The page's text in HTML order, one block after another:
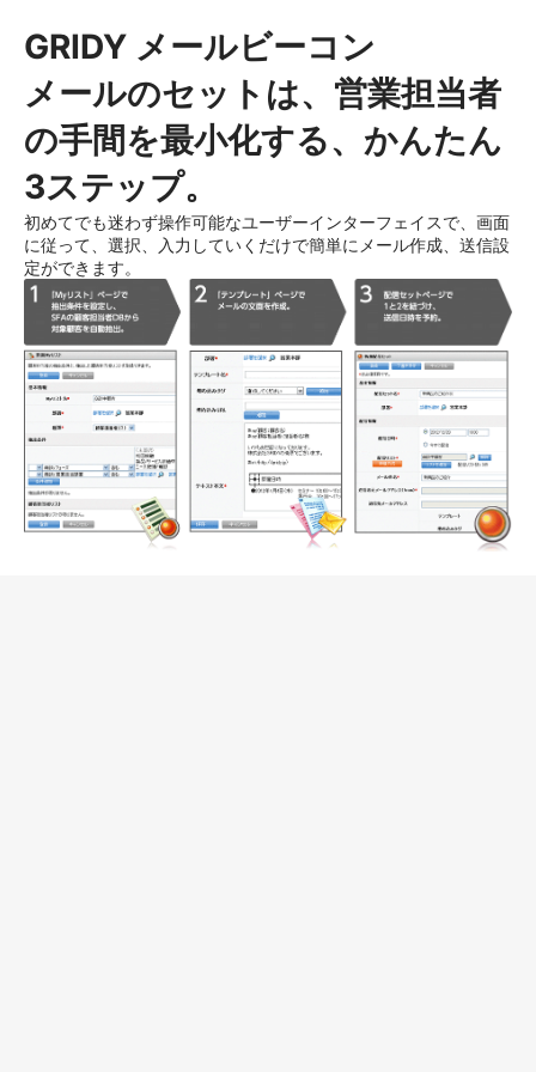
GRIDY メールビーコン
メールのセットは、営業担当者
の手間を最小化する、かんたん
3ステップ。
初めてでも迷わず操作可能なユーザーインターフェイスで、画面
に従って、選択、入力していくだけで簡単にメール作成、送信設
定ができます。